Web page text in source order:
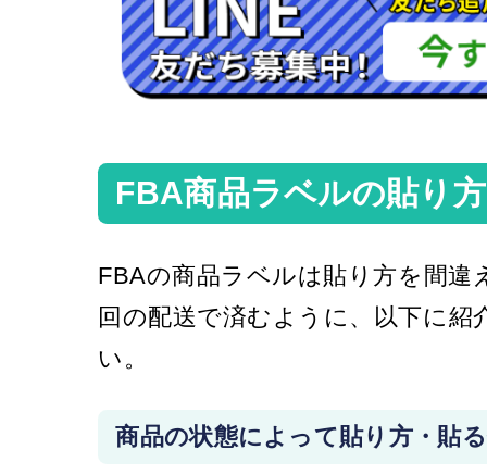
FBA商品ラベルの貼り
FBAの商品ラベルは貼り方を間
回の配送で済むように、以下に
い。
商品の状態によって貼り方・貼